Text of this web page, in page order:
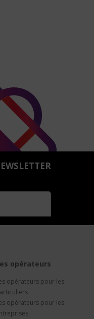
opérateurs
opérateurs pour les
opérateurs pour les